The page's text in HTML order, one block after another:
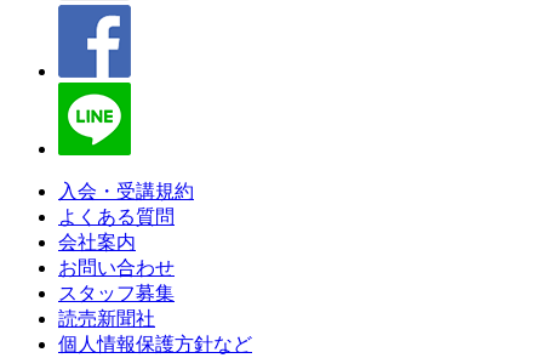
入会・受講規約
よくある質問
会社案内
お問い合わせ
スタッフ募集
読売新聞社
個人情報保護方針など